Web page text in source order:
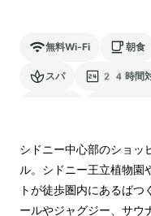
無料Wi-Fi 朝食
スパ 24時間対
シドニー中心部のショ
ル。シドニー王立植物園
トが徒歩圏内にあるば
ールやジャグジー、サウ